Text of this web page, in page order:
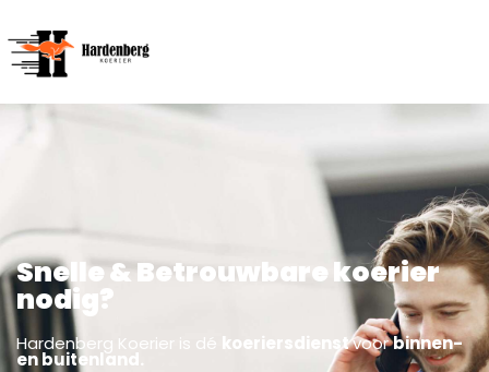
Snelle & Betrouwbare koerier
nodig?
Hardenberg Koerier is dé koeriersdienstvoorbinnen-
en buitenland.